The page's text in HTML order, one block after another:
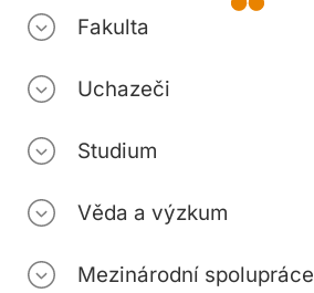
Fakulta
Uchazeči
Studium
Věda a výzkum
Mezinárodní spolupráce